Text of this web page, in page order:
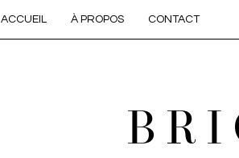
ACCUEIL À PROPOS CONTACT